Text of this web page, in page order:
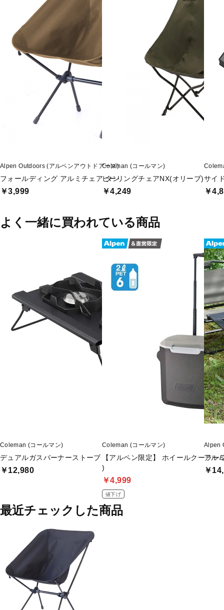
Alpen Outdoors (アルペンアウトドアーズ)
フォールディング アルミチェア タン
￥3,999
Coleman (コールマン)
ヒーリングチェアNX(オリーブ)
￥4,249
サイ
￥
よく一緒に買われている商品
Coleman (コールマン)
デュアルガスバーナーストーブ
￥12,980
Coleman (コールマン)
【アルペン限定】 ホイールクーラ
)
￥4,999
値下げ
Alpen
アル
￥
最近チェックした商品